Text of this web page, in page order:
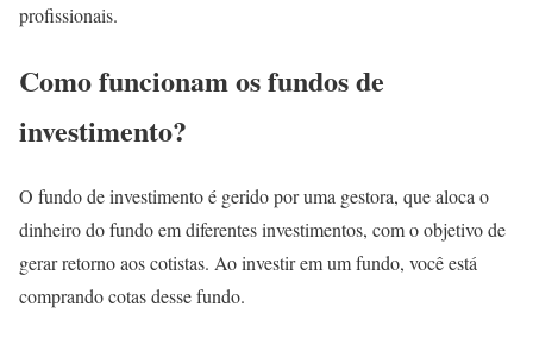
profissionais.
Como funcionam os fundos de
investimento?
O fundo de investimento é gerido por uma gestora, que aloca o
dinheiro do fundo em diferentes investimentos, com o objetivo de
gerar retorno aos cotistas. Ao investir em um fundo, você está
comprando cotas desse fundo.